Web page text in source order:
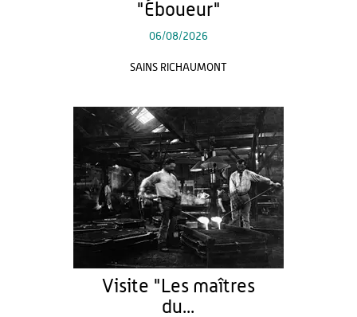
"Éboueur"
06/08/2026
SAINS RICHAUMONT
Visite "Les maîtres
du...